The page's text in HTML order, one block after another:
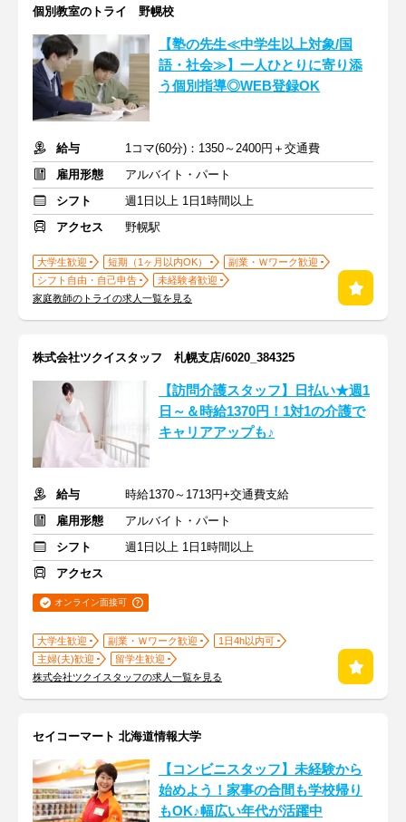
個別教室のトライ 野幌校
【塾の先生≪中学生以上対象/国
語・社会≫】一人ひとりに寄り添
う個別指導◎WEB登録OK
給与
1コマ(60分)：1350～2400円＋交通費
雇用形態
アルバイト・パート
シフト
週1日以上 1日1時間以上
アクセス
野幌駅
大学生歓迎 短期（1ヶ月以内OK）
副業・Ｗワーク歓迎
シフト自由・自己申告
未経験者歓迎
家庭教師のトライの求人一覧を見る
株式会社ツクイスタッフ 札幌支店/6020_384325
【訪問介護スタッフ】日払い★週1
日～＆時給1370円！1対1の介護で
キャリアアップも♪
給与
時給1370～1713円+交通費支給
雇用形態
アルバイト・パート
シフト
週1日以上 1日1時間以上
アクセス
オンライン面接可
大学生歓迎 副業・Ｗワーク歓迎
1日4h以内可
主婦(夫)歓迎
留学生歓迎
株式会社ツクイスタッフの求人一覧を見る
セイコーマート 北海道情報大学
【コンビニスタッフ】未経験から
始めよう！家事の合間も学校帰り
もOK♪幅広い年代が活躍中